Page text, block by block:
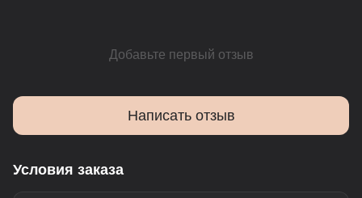
Добавьте первый отзыв
Написать отзыв
Условия заказа